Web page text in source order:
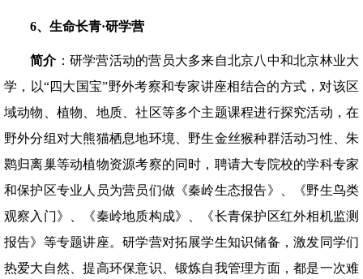
6、生命长青·研学营
简介：研学营活动的营员大多来自北京八中和北京林业大
学，以“四大国宝”野外考察和专家讲座相结合的方式，对该区
域动物、植物、地质、社区等多个主题课程进行探究活动，在
野外分组对大熊猫栖息地环境、野生金丝猴种群活动习性、朱
鹮归离巢等动植物资源考察的同时，聘请大专院校的学科专家
和保护区专业人员为营员们做《秦岭生态报告》、《野生鸟类
观察入门》、《秦岭地质构成》、《长青保护区红外相机监测
报告》等专题讲座。研学营对拓展学生知识储备，激发同学们
热爱大自然、提高环保意识、锻炼自我管理方面，都是一次难